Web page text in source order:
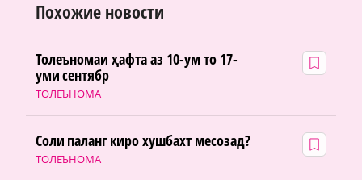
Похожие новости
ТОЛЕЪНОМА
Толеъномаи ҳафта аз 10-ум то 17-
уми сентябр
ТОЛЕЪНОМА
Соли паланг киро хушбахт месозад?